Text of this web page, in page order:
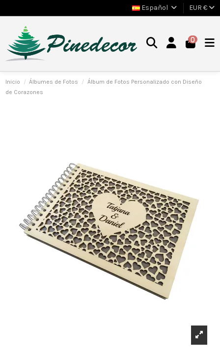
Español EUR €
0
Inicio Álbumes de Fotos
Álbum de Fotos Personalizado con Diseño
de Corazones